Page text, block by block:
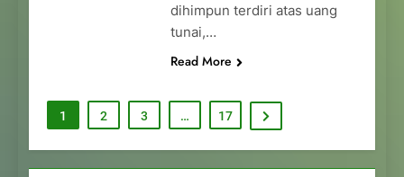
dihimpun terdiri atas uang
tunai,…
Read More
1 2 3 … 17